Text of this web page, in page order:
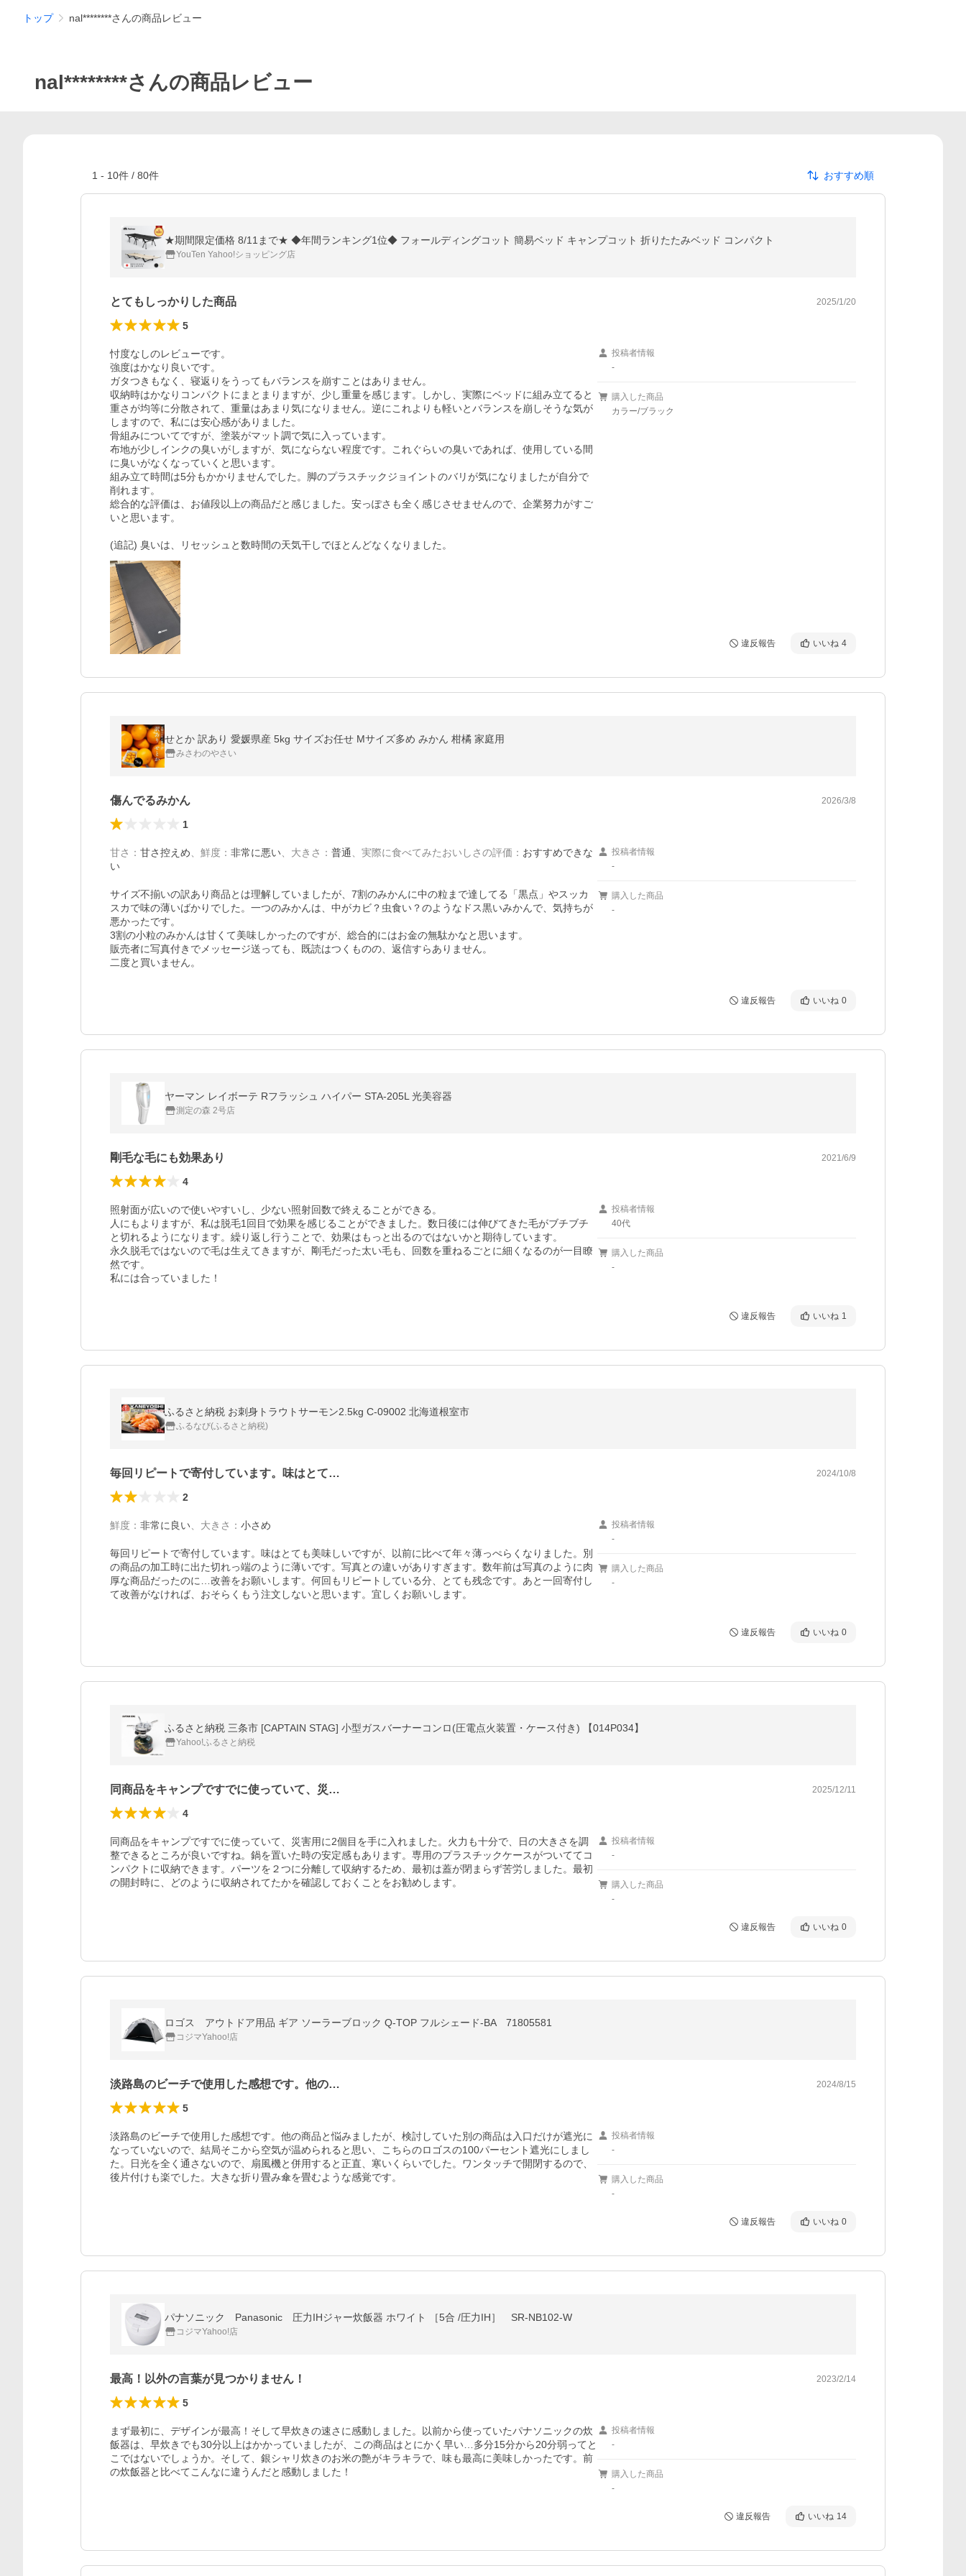
トップ nal********さんの商品レビュー
nal********さんの商品レビュー
1 - 10件 / 80件 おすすめ順
★期間限定価格 8/11まで★ ◆年間ランキング1位◆ フォールディングコット 簡易ベッド キャンプコット 折りたたみベッド コンパクト
YouTen Yahoo!ショッピング店
とてもしっかりした商品 2025/1/20
5
忖度なしのレビューです。
強度はかなり良いです。
ガタつきもなく、寝返りをうってもバランスを崩すことはありません。
収納時はかなりコンパクトにまとまりますが、少し重量を感じます。しかし、実際にベッドに組み立てると
重さが均等に分散されて、重量はあまり気になりません。逆にこれよりも軽いとバランスを崩しそうな気が
しますので、私には安心感がありました。
骨組みについてですが、塗装がマット調で気に入っています。
布地が少しインクの臭いがしますが、気にならない程度です。これぐらいの臭いであれば、使用している間
に臭いがなくなっていくと思います。
組み立て時間は5分もかかりませんでした。脚のプラスチックジョイントのバリが気になりましたが自分で
削れます。
総合的な評価は、お値段以上の商品だと感じました。安っぽさも全く感じさせませんので、企業努力がすご
いと思います。
(追記) 臭いは、リセッシュと数時間の天気干しでほとんどなくなりました。
投稿者情報
-
購入した商品
カラー/ブラック
違反報告 いいね 4
せとか 訳あり 愛媛県産 5kg サイズお任せ Mサイズ多め みかん 柑橘 家庭用
みさわのやさい
傷んでるみかん 2026/3/8
1
甘さ ： 甘さ控えめ 鮮度 ： 非常に悪い 大きさ ： 普通 実際に食べてみたおいしさの評価 ： おすすめできな
い
サイズ不揃いの訳あり商品とは理解していましたが、7割のみかんに中の粒まで達してる「黒点」やスッカ
スカで味の薄いばかりでした。一つのみかんは、中がカビ？虫食い？のようなドス黒いみかんで、気持ちが
悪かったです。
3割の小粒のみかんは甘くて美味しかったのですが、総合的にはお金の無駄かなと思います。
販売者に写真付きでメッセージ送っても、既読はつくものの、返信すらありません。
二度と買いません。
投稿者情報
-
購入した商品
-
違反報告 いいね 0
ヤーマン レイボーテ Rフラッシュ ハイパー STA-205L 光美容器
測定の森 2号店
剛毛な毛にも効果あり 2021/6/9
4
照射面が広いので使いやすいし、少ない照射回数で終えることができる。
人にもよりますが、私は脱毛1回目で効果を感じることができました。数日後には伸びてきた毛がブチブチ
と切れるようになります。繰り返し行うことで、効果はもっと出るのではないかと期待しています。
永久脱毛ではないので毛は生えてきますが、剛毛だった太い毛も、回数を重ねるごとに細くなるのが一目瞭
然です。
私には合っていました！
投稿者情報
40代
購入した商品
-
違反報告 いいね 1
ふるさと納税 お刺身トラウトサーモン2.5kg C-09002 北海道根室市
ふるなび(ふるさと納税)
毎回リピートで寄付しています。味はとて… 2024/10/8
2
鮮度 ： 非常に良い 大きさ ： 小さめ
毎回リピートで寄付しています。味はとても美味しいですが、以前に比べて年々薄っぺらくなりました。別
の商品の加工時に出た切れっ端のように薄いです。写真との違いがありすぎます。数年前は写真のように肉
厚な商品だったのに…改善をお願いします。何回もリピートしている分、とても残念です。あと一回寄付し
て改善がなければ、おそらくもう注文しないと思います。宜しくお願いします。
投稿者情報
-
購入した商品
-
違反報告 いいね 0
ふるさと納税 三条市 [CAPTAIN STAG] 小型ガスバーナーコンロ(圧電点火装置・ケース付き) 【014P034】
Yahoo!ふるさと納税
同商品をキャンプですでに使っていて、災… 2025/12/11
4
同商品をキャンプですでに使っていて、災害用に2個目を手に入れました。火力も十分で、日の大きさを調
整できるところが良いですね。鍋を置いた時の安定感もあります。専用のプラスチックケースがついててコ
ンパクトに収納できます。パーツを２つに分離して収納するため、最初は蓋が閉まらず苦労しました。最初
の開封時に、どのように収納されてたかを確認しておくことをお勧めします。
投稿者情報
-
購入した商品
-
違反報告 いいね 0
ロゴス アウトドア用品 ギア ソーラーブロック Q-TOP フルシェード-BA 71805581
コジマYahoo!店
淡路島のビーチで使用した感想です。他の… 2024/8/15
5
淡路島のビーチで使用した感想です。他の商品と悩みましたが、検討していた別の商品は入口だけが遮光に
なっていないので、結局そこから空気が温められると思い、こちらのロゴスの100パーセント遮光にしまし
た。日光を全く通さないので、扇風機と併用すると正直、寒いくらいでした。ワンタッチで開閉するので、
後片付けも楽でした。大きな折り畳み傘を畳むような感覚です。
投稿者情報
-
購入した商品
-
違反報告 いいね 0
パナソニック Panasonic 圧力IHジャー炊飯器 ホワイト ［5合 /圧力IH］ SR-NB102-W
コジマYahoo!店
最高！以外の言葉が見つかりません！ 2023/2/14
5
まず最初に、デザインが最高！そして早炊きの速さに感動しました。以前から使っていたパナソニックの炊
飯器は、早炊きでも30分以上はかかっていましたが、この商品はとにかく早い…多分15分から20分弱ってと
こではないでしょうか。そして、銀シャリ炊きのお米の艶がキラキラで、味も最高に美味しかったです。前
の炊飯器と比べてこんなに違うんだと感動しました！
投稿者情報
-
購入した商品
-
違反報告 いいね 14